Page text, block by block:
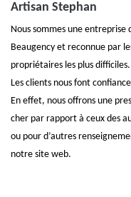
Artisan Stephan
Nous sommes une entreprise
Beaugency et reconnue par
propriétaires les plus
Les clients nous font
En effet, nous offrons une
cher par rapport à ceux des
ou pour d’autres
notre site web.